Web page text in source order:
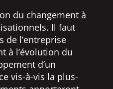
du changement à
Il faut
de l’entreprise
à l’évolution du
d’un
vis-à-vis la plus-